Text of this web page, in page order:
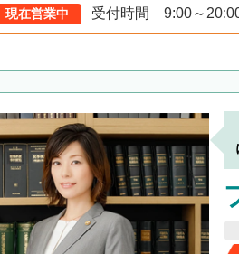
現在営業中 受付時間 9:00～